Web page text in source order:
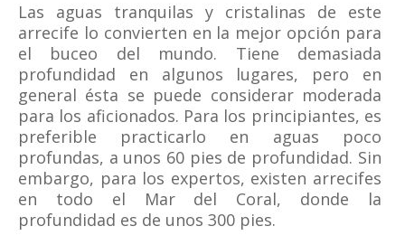
Las aguas tranquilas y cristalinas de este
arrecife lo convierten en la mejor opción para
el buceo del mundo. Tiene demasiada
profundidad en algunos lugares, pero en
general ésta se puede considerar moderada
para los aficionados. Para los principiantes, es
preferible practicarlo en aguas poco
profundas, a unos 60 pies de profundidad. Sin
embargo, para los expertos, existen arrecifes
en todo el Mar del Coral, donde la
profundidad es de unos 300 pies.